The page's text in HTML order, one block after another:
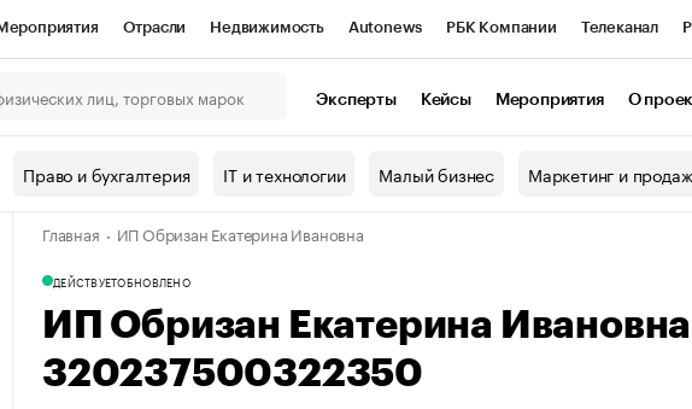
Отрасли Недвижимость Autonews РБК Компании Телеканал
Спецпроекты Проверка контрагентов
наличной валюты
Эксперты Кейсы Мероприятия О
Право и бухгалтерия IT и технологии Малый бизнес Маркетинг и
Главная ИП Обризан Екатерина Ивановна
ДЕЙСТВУЕТОБНОВЛЕНО
ИП Обризан Екатерина
320237500322350